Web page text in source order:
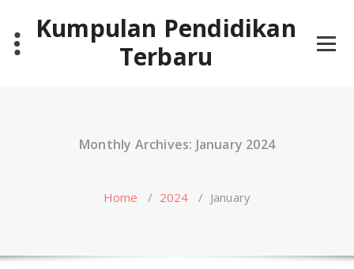
contentKumpulan Pendidikan
Terbaru
Monthly Archives: January 2024
Home / 2024 / January